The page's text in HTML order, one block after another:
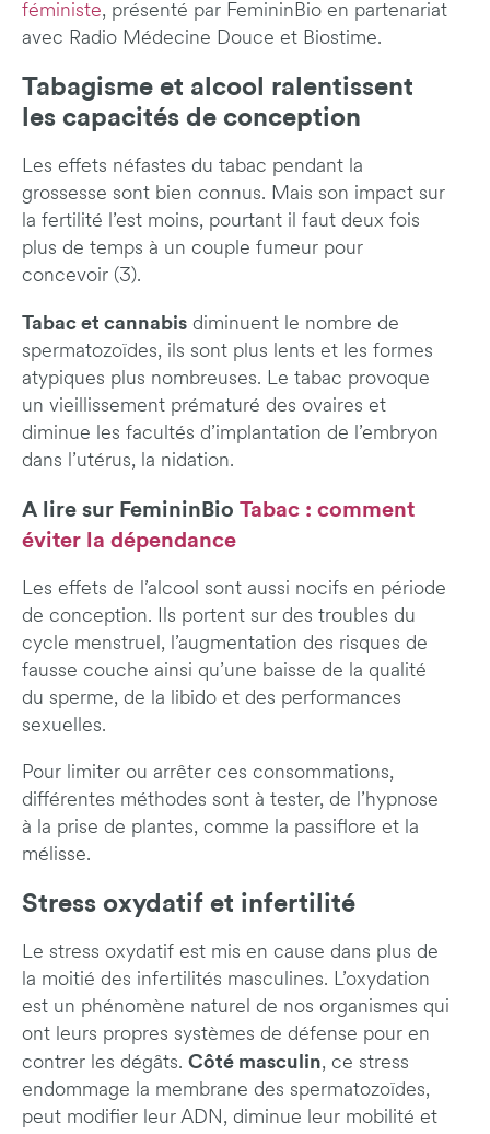
féministe, présenté par FemininBio en partenariat
avec Radio Médecine Douce et Biostime.
Tabagisme et alcool ralentissent
les capacités de conception
Les effets néfastes du tabac pendant la
grossesse sont bien connus. Mais son impact sur
la fertilité l’est moins, pourtant il faut deux fois
plus de temps à un couple fumeur pour
concevoir (3).
Tabac et cannabis diminuent le nombre de
spermatozoïdes, ils sont plus lents et les formes
atypiques plus nombreuses. Le tabac provoque
un vieillissement prématuré des ovaires et
diminue les facultés d’implantation de l’embryon
dans l’utérus, la nidation.
A lire sur FemininBio Tabac : comment
éviter la dépendance
Les effets de l’alcool sont aussi nocifs en période
de conception. Ils portent sur des troubles du
cycle menstruel, l’augmentation des risques de
fausse couche ainsi qu’une baisse de la qualité
du sperme, de la libido et des performances
sexuelles.
Pour limiter ou arrêter ces consommations,
différentes méthodes sont à tester, de l’hypnose
à la prise de plantes, comme la passiflore et la
mélisse.
Stress oxydatif et infertilité
Le stress oxydatif est mis en cause dans plus de
la moitié des infertilités masculines. L’oxydation
est un phénomène naturel de nos organismes qui
ont leurs propres systèmes de défense pour en
contrer les dégâts. Côté masculin, ce stress
endommage la membrane des spermatozoïdes,
peut modifier leur ADN, diminue leur mobilité et